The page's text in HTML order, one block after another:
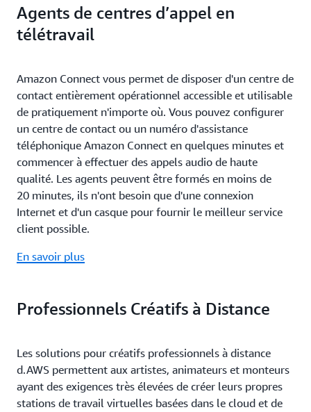
Agents de centres d’appel en
télétravail
Amazon Connect vous permet de disposer d'un centre de
contact entièrement opérationnel accessible et utilisable
de pratiquement n'importe où. Vous pouvez configurer
un centre de contact ou un numéro d'assistance
téléphonique Amazon Connect en quelques minutes et
commencer à effectuer des appels audio de haute
qualité. Les agents peuvent être formés en moins de
20 minutes, ils n'ont besoin que d'une connexion
Internet et d'un casque pour fournir le meilleur service
client possible.
En savoir plus
Professionnels Créatifs à Distance
Les solutions pour créatifs professionnels à distance
d.AWS permettent aux artistes, animateurs et monteurs
ayant des exigences très élevées de créer leurs propres
stations de travail virtuelles basées dans le cloud et de